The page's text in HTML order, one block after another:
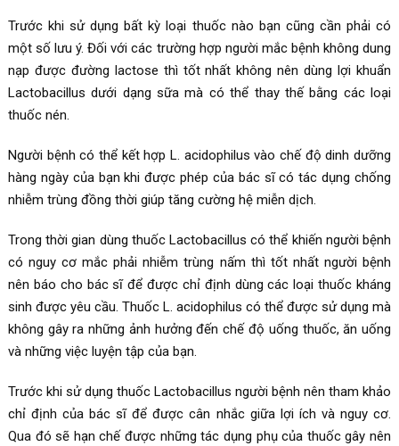
Trước khi sử dụng bất kỳ loại thuốc nào bạn cũng cần phải có
một số lưu ý. Đối với các trường hợp người mắc bệnh không dung
nạp được đường lactose thì tốt nhất không nên dùng lợi khuẩn
Lactobacillus dưới dạng sữa mà có thể thay thế bằng các loại
thuốc nén.
Người bệnh có thể kết hợp L. acidophilus vào chế độ dinh dưỡng
hàng ngày của bạn khi được phép của bác sĩ có tác dụng chống
nhiễm trùng đồng thời giúp tăng cường hệ miễn dịch.
Trong thời gian dùng thuốc Lactobacillus có thể khiến người bệnh
có nguy cơ mắc phải nhiễm trùng nấm thì tốt nhất người bệnh
nên báo cho bác sĩ để được chỉ định dùng các loại thuốc kháng
sinh được yêu cầu. Thuốc L. acidophilus có thể được sử dụng mà
không gây ra những ảnh hưởng đến chế độ uống thuốc, ăn uống
và những việc luyện tập của bạn.
Trước khi sử dụng thuốc Lactobacillus người bệnh nên tham khảo
chỉ định của bác sĩ để được cân nhắc giữa lợi ích và nguy cơ.
Qua đó sẽ hạn chế được những tác dụng phụ của thuốc gây nên